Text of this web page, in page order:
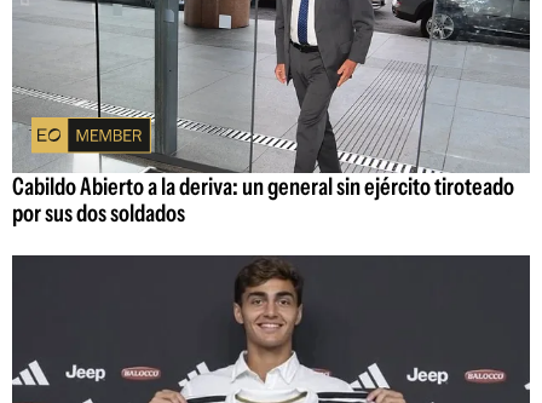
Cabildo Abierto a la deriva: un general sin ejército tiroteado
por sus dos soldados